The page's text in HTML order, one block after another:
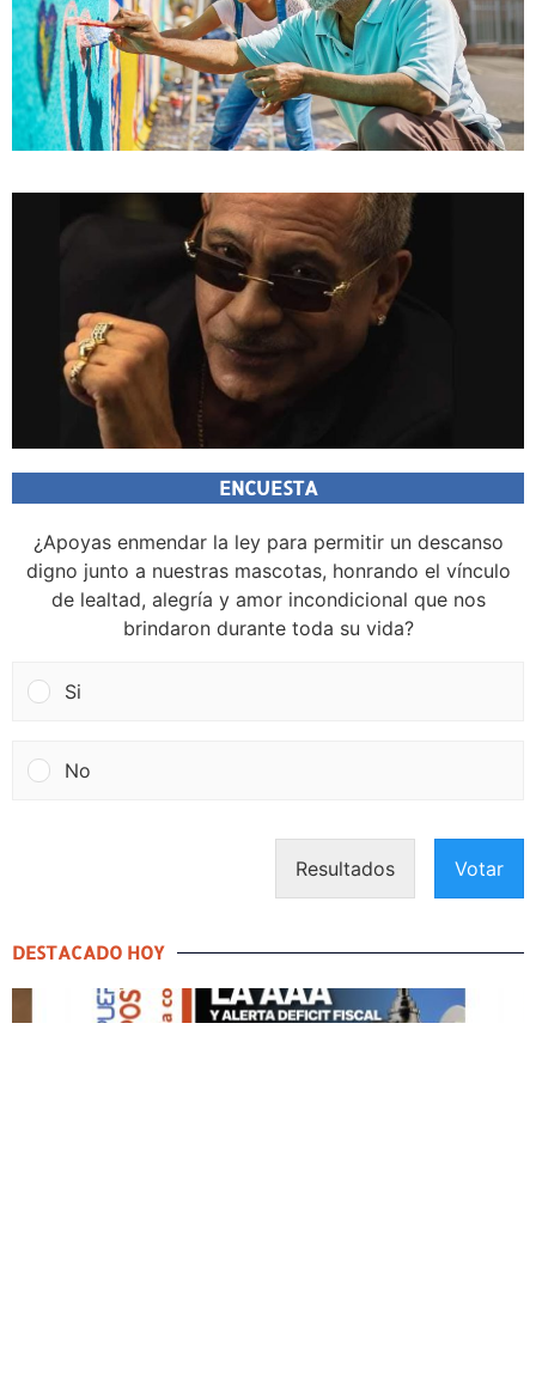
ENCUESTA
¿Apoyas enmendar la ley para permitir un descanso
digno junto a nuestras mascotas, honrando el vínculo
de lealtad, alegría y amor incondicional que nos
brindaron durante toda su vida?
Si
No
Resultados Votar
DESTACADO HOY